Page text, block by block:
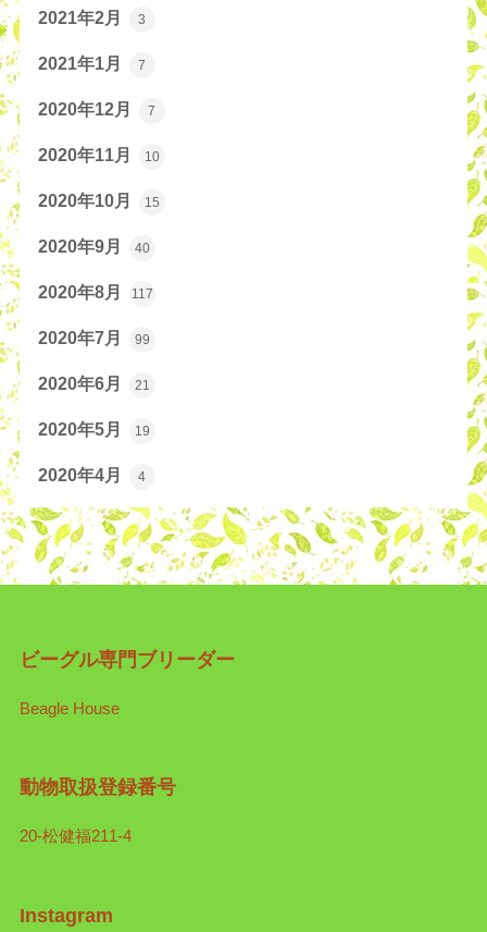
2021年2月 3
2021年1月 7
2020年12月 7
2020年11月 10
2020年10月 15
2020年9月 40
2020年8月 117
2020年7月 99
2020年6月 21
2020年5月 19
2020年4月 4
ビーグル専門ブリーダー
Beagle House
動物取扱登録番号
20-松健福211-4
Instagram